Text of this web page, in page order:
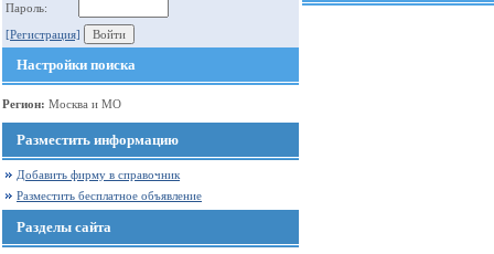
Пароль:
[Регистрация]
Настройки поиска
Регион: Москва и МО
Разместить информацию
Добавить фирму в справочник
Разместить бесплатное объявление
Разделы сайта